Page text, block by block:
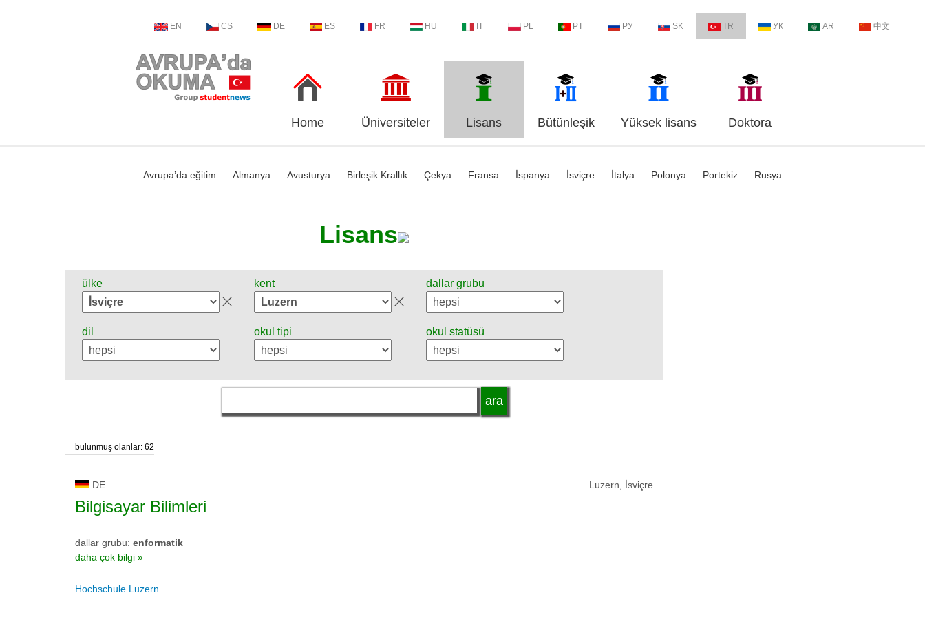
EN CS DE ES FR HU IT PL PT РУ SK TR УК AR 中文
Home Üniversiteler Lisans Bütünleşik Yüksek lisans Doktora
Avrupa’da eğitim Almanya Avusturya Birleşik Krallık Çekya Fransa İspanya İsviçre İtalya Polonya Portekiz Rusya
Lisans
ülke kent dallar grubu
dil okul tipi okul statüsü
bulunmuş olanlar: 62
DE Luzern, İsviçre
Bilgisayar Bilimleri
dallar grubu: enformatik
daha çok bilgi »
Hochschule Luzern